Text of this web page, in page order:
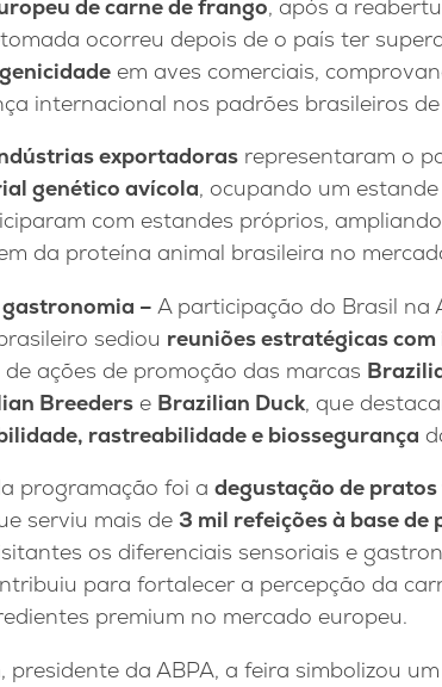
de carne de frango, após a
ocorreu depois de o país ter
em aves comerciais,
internacional nos padrões brasileiros
exportadoras representaram o
genético avícola, ocupando um
com estandes próprios,
da proteína animal brasileira no
– A participação do Brasil na
sediou reuniões estratégicas
de ações de promoção das marcas
Breeders e Brazilian Duck, que
rastreabilidade e biossegurança
programação foi a degustação de
serviu mais de 3 mil refeições à base
os diferenciais sensoriais e
para fortalecer a percepção da
premium no mercado europeu.
, presidente da ABPA, a feira simbolizou